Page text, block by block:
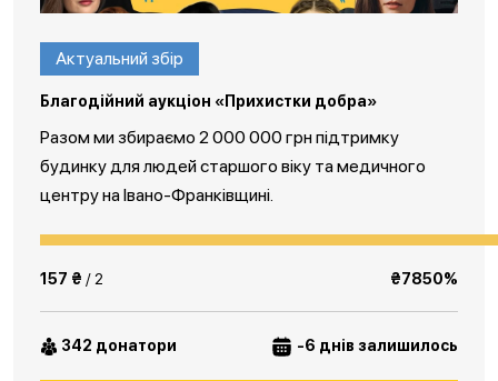
Актуальний збір
Благодійний аукціон «Прихистки добра»
Разом ми збираємо 2 000 000 грн підтримку
будинку для людей старшого віку та медичного
центру на Івано-Франківщині.
157 ₴ / 2 ₴7850%
342 донатори -6 днів залишилось